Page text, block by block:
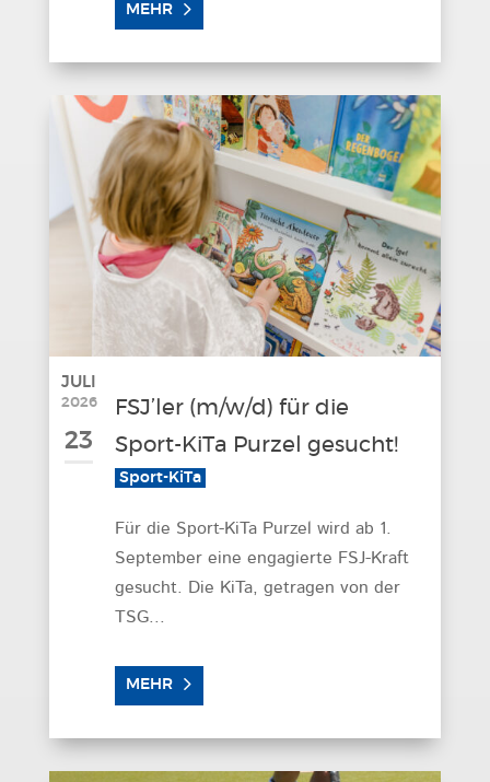
MEHR
JULI
2026
23
FSJ’ler (m/w/d) für die
Sport-KiTa Purzel gesucht!
Sport-KiTa
Für die Sport-KiTa Purzel wird ab 1.
September eine engagierte FSJ-Kraft
gesucht. Die KiTa, getragen von der
TSG...
MEHR